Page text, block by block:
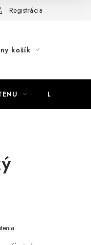
produkty
Registrácia
košík
LAMELOVÉ